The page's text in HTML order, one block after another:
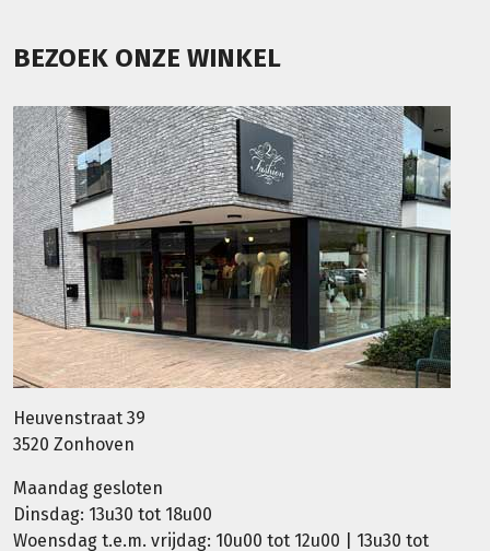
BEZOEK ONZE WINKEL
Heuvenstraat 39
3520 Zonhoven
Maandag gesloten
Dinsdag: 13u30 tot 18u00
Woensdag t.e.m. vrijdag: 10u00 tot 12u00 | 13u30 tot